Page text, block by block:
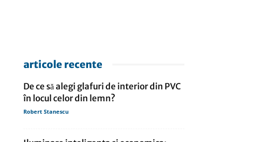
articole recente
De ce să alegi glafuri de interior din PVC
în locul celor din lemn?
Robert Stanescu